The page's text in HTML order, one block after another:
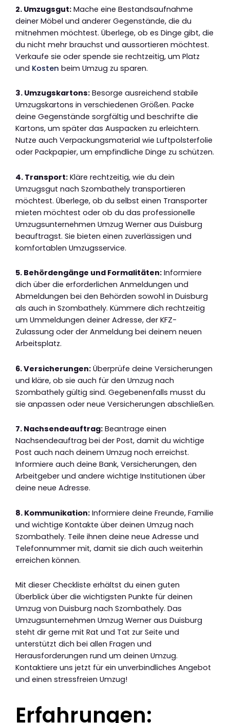
2. Umzugsgut: Mache eine Bestandsaufnahme
deiner Möbel und anderer Gegenstände, die du
mitnehmen möchtest. Überlege, ob es Dinge gibt, die
du nicht mehr brauchst und aussortieren möchtest.
Verkaufe sie oder spende sie rechtzeitig, um Platz
und Kosten beim Umzug zu sparen.
3. Umzugskartons: Besorge ausreichend stabile
Umzugskartons in verschiedenen Größen. Packe
deine Gegenstände sorgfältig und beschrifte die
Kartons, um später das Auspacken zu erleichtern.
Nutze auch Verpackungsmaterial wie Luftpolsterfolie
oder Packpapier, um empfindliche Dinge zu schützen.
4. Transport: Kläre rechtzeitig, wie du dein
Umzugsgut nach Szombathely transportieren
möchtest. Überlege, ob du selbst einen Transporter
mieten möchtest oder ob du das professionelle
Umzugsunternehmen Umzug Werner aus Duisburg
beauftragst. Sie bieten einen zuverlässigen und
komfortablen Umzugsservice.
5. Behördengänge und Formalitäten: Informiere
dich über die erforderlichen Anmeldungen und
Abmeldungen bei den Behörden sowohl in Duisburg
als auch in Szombathely. Kümmere dich rechtzeitig
um Ummeldungen deiner Adresse, der KFZ-
Zulassung oder der Anmeldung bei deinem neuen
Arbeitsplatz.
6. Versicherungen: Überprüfe deine Versicherungen
und kläre, ob sie auch für den Umzug nach
Szombathely gültig sind. Gegebenenfalls musst du
sie anpassen oder neue Versicherungen abschließen.
7. Nachsendeauftrag: Beantrage einen
Nachsendeauftrag bei der Post, damit du wichtige
Post auch nach deinem Umzug noch erreichst.
Informiere auch deine Bank, Versicherungen, den
Arbeitgeber und andere wichtige Institutionen über
deine neue Adresse.
8. Kommunikation: Informiere deine Freunde, Familie
und wichtige Kontakte über deinen Umzug nach
Szombathely. Teile ihnen deine neue Adresse und
Telefonnummer mit, damit sie dich auch weiterhin
erreichen können.
Mit dieser Checkliste erhältst du einen guten
Überblick über die wichtigsten Punkte für deinen
Umzug von Duisburg nach Szombathely. Das
Umzugsunternehmen Umzug Werner aus Duisburg
steht dir gerne mit Rat und Tat zur Seite und
unterstützt dich bei allen Fragen und
Herausforderungen rund um deinen Umzug.
Kontaktiere uns jetzt für ein unverbindliches Angebot
und einen stressfreien Umzug!
Erfahrungen: